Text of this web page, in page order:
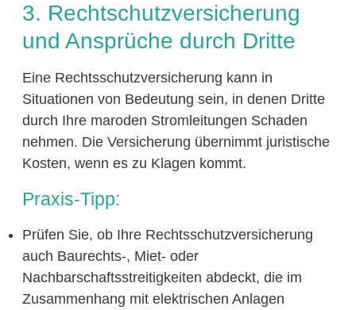
3. Rechtschutzversicherung
und Ansprüche durch Dritte
Eine Rechtsschutzversicherung kann in
Situationen von Bedeutung sein, in denen Dritte
durch Ihre maroden Stromleitungen Schaden
nehmen. Die Versicherung übernimmt juristische
Kosten, wenn es zu Klagen kommt.
Praxis-Tipp:
Prüfen Sie, ob Ihre Rechtsschutzversicherung
auch Baurechts-, Miet- oder
Nachbarschaftsstreitigkeiten abdeckt, die im
Zusammenhang mit elektrischen Anlagen